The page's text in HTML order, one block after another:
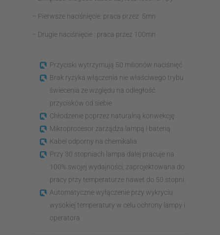
– Pierwsze naciśnięcie: praca przez 5mn
– Drugie naciśnięcie : praca przez 100mn
Przyciski wytrzymują 50 milionów naciśnięć
Brak ryzyka włączenia nie właściwego trybu
świecenia ze względu na odległość
przycisków od siebie
Chłodzenie poprzez naturalną konwekcję
Mikroprocesor zarządza lampą i baterią
Kabel odporny na chemikalia
Przy 30 stopniach lampa dalej pracuje na
100% swojej wydajności, zaprojektowana do
pracy przy temperaturze nawet do 50 stopni.
Automatyczne wyłączenie przy wykryciu
wysokiej temperatury w celu ochrony lampy i
operatora